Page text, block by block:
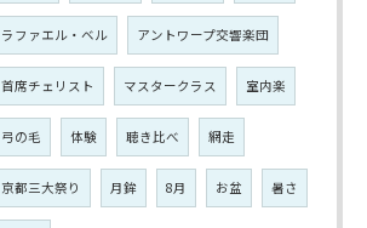
ラファエル・ベル アントワープ交響楽団
首席チェリスト マスタークラス 室内楽
弓の毛 体験 聴き比べ 網走
京都三大祭り 月鉾 8月 お盆 暑さ